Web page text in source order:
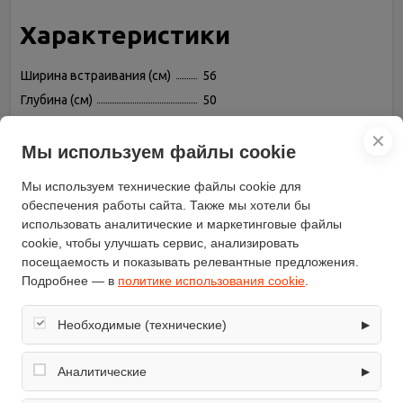
Характеристики
Ширина встраивания (см)
56
Глубина (см)
50
Бренд
Luxell
Чугунные решетки
Газовых конфорок
4
Переключатели
поворотные
Газ-контроль конфорок
есть
Материал рабочей
поверхности
закаленное стекло
Цвет панели
белый
✕
Мы используем файлы cookie
Мы используем технические файлы cookie для
обеспечения работы сайта. Также мы хотели бы
использовать аналитические и маркетинговые файлы
cookie, чтобы улучшать сервис, анализировать
посещаемость и показывать релевантные предложения.
Подробнее — в политике использования cookie
Необходимые (технические) ▶
Обеспечивают корректную работу сайта: оформление
заказа, корзина, вход в личный кабинет. Без них основные
Аналитические ▶
Собирают обезличенную информацию о посещениях и